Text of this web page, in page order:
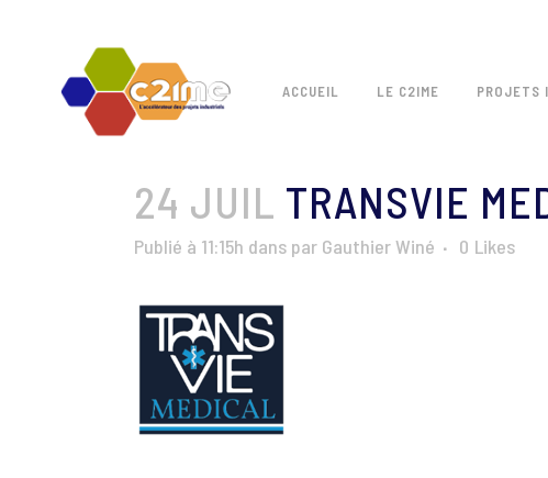
ACCUEIL LE C2IME PROJETS
24 JUIL TRANSVIE
Publié à 11:15h dans par Gauthier Winé 0 Likes